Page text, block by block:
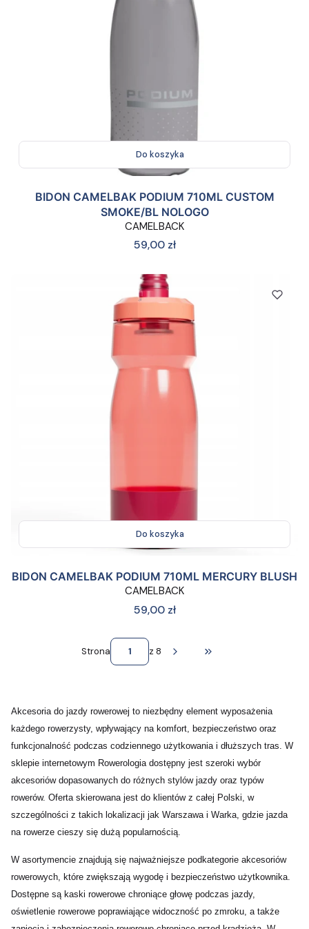
Do koszyka
BIDON CAMELBAK PODIUM 710ML CUSTOM
SMOKE/BL NOLOGO
CAMELBACK
Cena
59,00 zł
Do koszyka
BIDON CAMELBAK PODIUM 710ML MERCURY BLUSH
CAMELBACK
Cena
59,00 zł
Strona z 8 Przejdź do ostatniej
Akcesoria do jazdy rowerowej to niezbędny element wyposażenia
każdego rowerzysty, wpływający na komfort, bezpieczeństwo oraz
funkcjonalność podczas codziennego użytkowania i dłuższych tras. W
sklepie internetowym Rowerologia dostępny jest szeroki wybór
akcesoriów dopasowanych do różnych stylów jazdy oraz typów
rowerów. Oferta skierowana jest do klientów z całej Polski, w
szczególności z takich lokalizacji jak Warszawa i Warka, gdzie jazda
na rowerze cieszy się dużą popularnością.
W asortymencie znajdują się najważniejsze podkategorie akcesoriów
rowerowych, które zwiększają wygodę i bezpieczeństwo użytkownika.
Dostępne są kaski rowerowe chroniące głowę podczas jazdy,
oświetlenie rowerowe poprawiające widoczność po zmroku, a także